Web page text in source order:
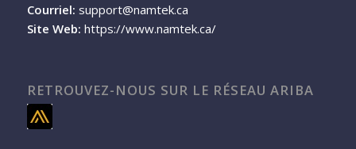
Courriel: support@namtek.ca
Site Web: https://www.namtek.ca/
RETROUVEZ-NOUS SUR LE RÉSEAU ARIBA